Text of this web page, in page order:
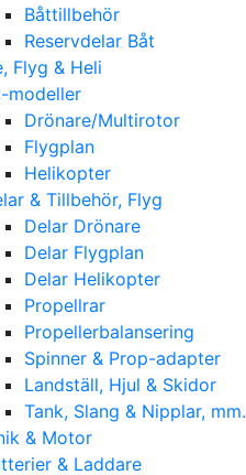
Båttillbehör
Reservdelar Båt
Flyg & Heli
modeller
Drönare/Multirotor
Flygplan
Helikopter
& Tillbehör, Flyg
Delar Drönare
Delar Flygplan
Delar Helikopter
Propellrar
Propellerbalansering
Spinner & Prop-adapter
Landställ, Hjul & Skidor
Tank, Slang & Nipplar, mm.
& Motor
& Laddare